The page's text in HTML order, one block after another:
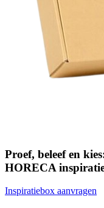
Proef, beleef en
HORECA
Inspiratiebox aanvragen